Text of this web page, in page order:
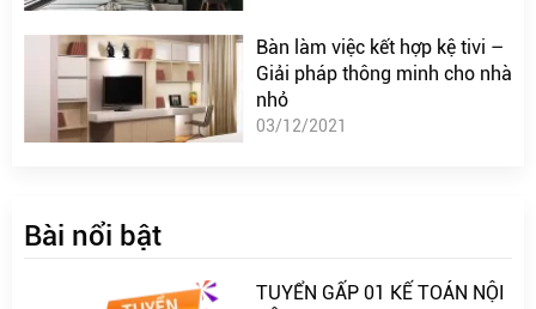
Bàn làm việc kết hợp kệ tivi –
Giải pháp thông minh cho nhà
nhỏ
03/12/2021
Bài nổi bật
TUYỂN GẤP 01 KẾ TOÁN NỘI